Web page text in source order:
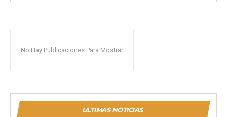
No Hay Publicaciones Para Mostrar
ULTIMAS NOTICIAS